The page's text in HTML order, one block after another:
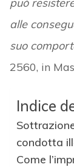
alle
suo
2560, in
Indice
condotta
Come